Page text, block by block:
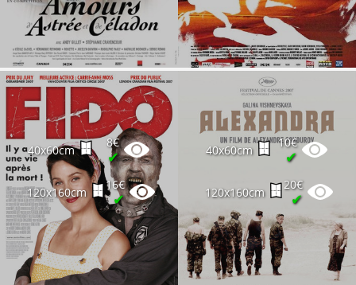
40x60cm
8€
✔
120x160cm
16€
✔
40x60cm
10€
✔
120x160cm
20€
✔